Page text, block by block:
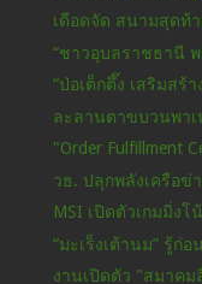
เดือดจัด สนามสุดท้
“ชาวอุบลราชธานี
“ป่อเต็กตึ๊ง เสริมสร้
ละลานตาขบวนพา
"Order Fulfillment
วธ. ปลุกพลังเครือข่
MSI เปิดตัวเกมมิ่ง
“มะเร็งเต้านม” รู้ก่
งานเปิดตัว "สมาค